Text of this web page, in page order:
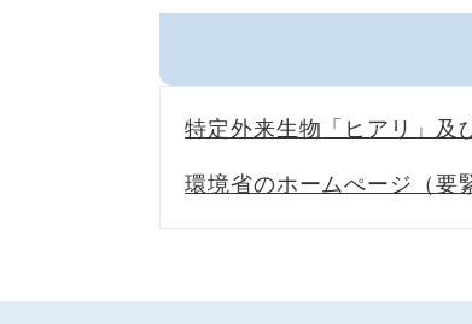
特定外来生物「ヒアリ」及
環境省のホームぺージ（要